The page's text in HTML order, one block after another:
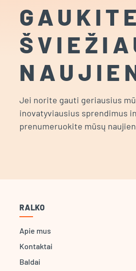
GAUKITE
Jei norite gauti geriausius
inovatyviausius sprendimus
prenumeruokite mūsų
RALKO
Apie mus
Kontaktai
Baldai